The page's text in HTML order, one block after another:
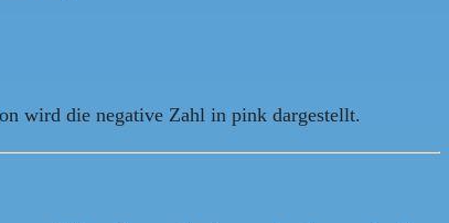
wird die negative Zahl in pink dargestellt.